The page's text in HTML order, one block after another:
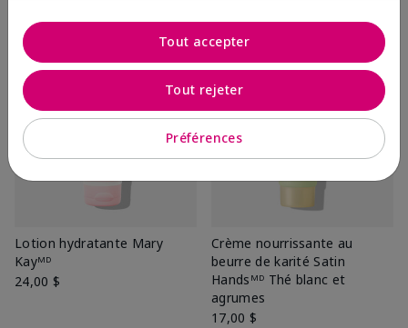
Lotion hydratante Mary
Kayᴹᴰ
24,00 $
Crème nourrissante au
beurre de karité Satin
Handsᴹᴰ Thé blanc et
agrumes
17,00 $
Préférences
Tout rejeter
Tout accepter